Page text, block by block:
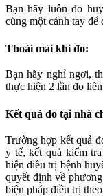
Bạn hãy luôn đo
cùng một cánh tay để
Thoải mái khi đo:
Bạn hãy nghỉ ngơi,
thực hiện 2 lần đo
Kết quả đo tại nhà
Trường hợp kết quả
y tế, kết quả kiểm
hiện điều trị bệnh
quyết định về
biện pháp điều trị